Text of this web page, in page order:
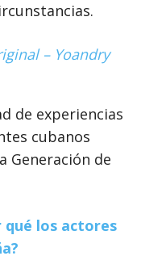
– Yoandry
de experiencias
cubanos
Generación de
qué los actores